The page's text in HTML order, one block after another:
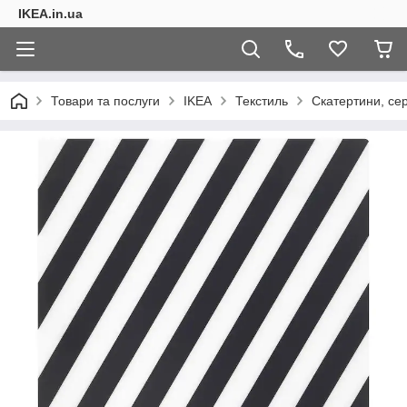
IKEA.in.ua
Товари та послуги IKEA Текстиль Скатертини,